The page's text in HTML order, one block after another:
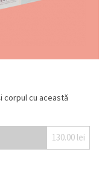
corpul cu această
130.00 lei